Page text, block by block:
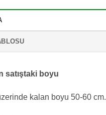
satıştaki boyu
kalan boyu 50-60 cm.